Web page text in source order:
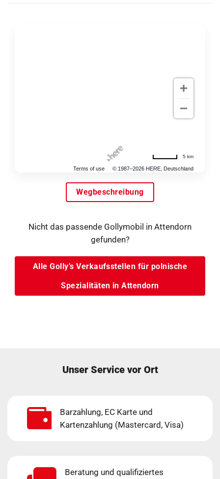
Terms of use © 1987–2026 HERE, Deutschland
5 km
Wegbeschreibung
Nicht das passende Gollymobil in Attendorn
gefunden?
Alle Golly’s Verkaufsstellen für polnische
Spezialitäten in Attendorn
Unser Service vor Ort
Barzahlung, EC Karte und
Kartenzahlung (Mastercard, Visa)
Beratung und qualifiziertes